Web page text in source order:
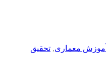
آموزش معماری, تحقیق